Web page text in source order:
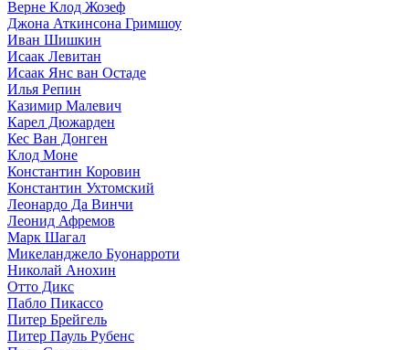
Верне Клод Жозеф
Джона Аткинсона Гримшоу
Иван Шишкин
Исаак Левитан
Исаак Янс ван Остаде
Илья Репин
Казимир Малевич
Карел Дюжарден
Кес Ван Донген
Клод Моне
Константин Коровин
Константин Ухтомский
Леонардо Да Винчи
Леонид Афремов
Марк Шагал
Микеланджело Буонарроти
Николай Анохин
Отто Дикс
Пабло Пикассо
Питер Брейгель
Питер Пауль Рубенс